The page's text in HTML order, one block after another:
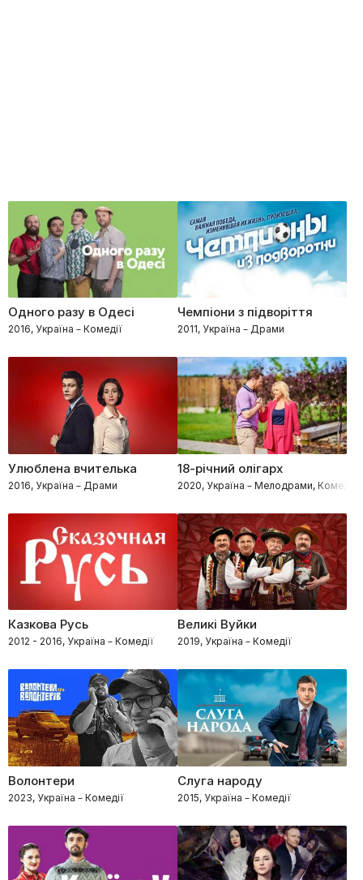
Одного разу в Одесі
2016, Україна – Комедії
Чемпіони з підворіття
2011, Україна – Драми
Улюблена вчителька
2016, Україна – Драми
18-річний олігарх
2020, Україна – Мелодрами, Комедії
Казкова Русь
2012 - 2016, Україна – Комедії
Великі Вуйки
2019, Україна – Комедії
Волонтери
2023, Україна – Комедії
Слуга народу
2015, Україна – Комедії